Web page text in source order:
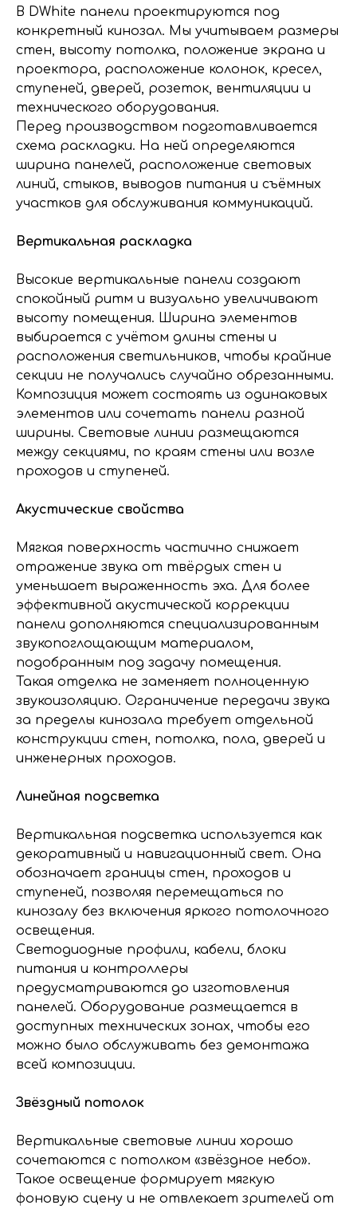
В DWhite панели проектируются под
конкретный кинозал. Мы учитываем размеры
стен, высоту потолка, положение экрана и
проектора, расположение колонок, кресел,
ступеней, дверей, розеток, вентиляции и
технического оборудования.
Перед производством подготавливается
схема раскладки. На ней определяются
ширина панелей, расположение световых
линий, стыков, выводов питания и съёмных
участков для обслуживания коммуникаций.
Вертикальная раскладка
Высокие вертикальные панели создают
спокойный ритм и визуально увеличивают
высоту помещения. Ширина элементов
выбирается с учётом длины стены и
расположения светильников, чтобы крайние
секции не получались случайно обрезанными.
Композиция может состоять из одинаковых
элементов или сочетать панели разной
ширины. Световые линии размещаются
между секциями, по краям стены или возле
проходов и ступеней.
Акустические свойства
Мягкая поверхность частично снижает
отражение звука от твёрдых стен и
уменьшает выраженность эха. Для более
эффективной акустической коррекции
панели дополняются специализированным
звукопоглощающим материалом,
подобранным под задачу помещения.
Такая отделка не заменяет полноценную
звукоизоляцию. Ограничение передачи звука
за пределы кинозала требует отдельной
конструкции стен, потолка, пола, дверей и
инженерных проходов.
Линейная подсветка
Вертикальная подсветка используется как
декоративный и навигационный свет. Она
обозначает границы стен, проходов и
ступеней, позволяя перемещаться по
кинозалу без включения яркого потолочного
освещения.
Светодиодные профили, кабели, блоки
питания и контроллеры
предусматриваются до изготовления
панелей. Оборудование размещается в
доступных технических зонах, чтобы его
можно было обслуживать без демонтажа
всей композиции.
Звёздный потолок
Вертикальные световые линии хорошо
сочетаются с потолком «звёздное небо».
Такое освещение формирует мягкую
фоновую сцену и не отвлекает зрителей от